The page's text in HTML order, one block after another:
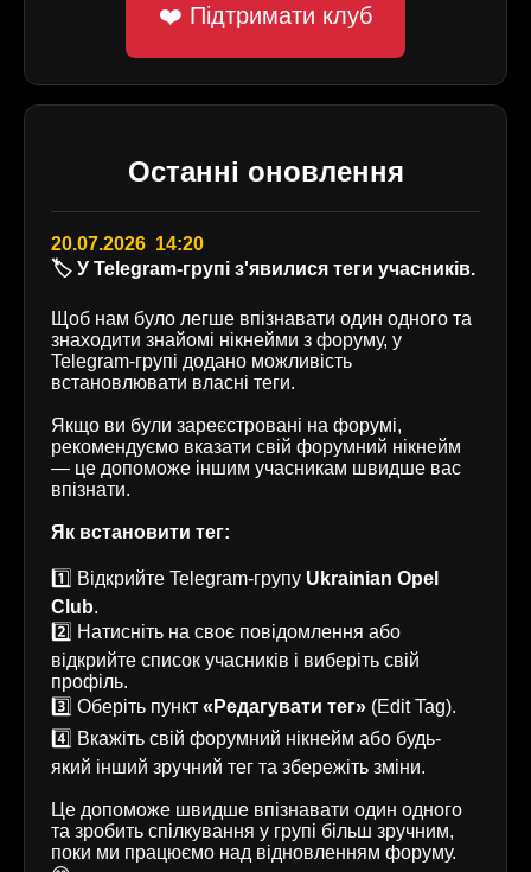
❤️ Підтримати клуб
Останні оновлення
20.07.2026 14:20
🏷️ У Telegram-групі з'явилися теги учасників.
Щоб нам було легше впізнавати один одного та
знаходити знайомі нікнейми з форуму, у
Telegram-групі додано можливість
встановлювати власні теги.
Якщо ви були зареєстровані на форумі,
рекомендуємо вказати свій форумний нікнейм
— це допоможе іншим учасникам швидше вас
впізнати.
Як встановити тег:
1️⃣ Відкрийте Telegram-групу Ukrainian Opel
Club.
2️⃣ Натисніть на своє повідомлення або
відкрийте список учасників і виберіть свій
профіль.
3️⃣ Оберіть пункт «Редагувати тег» (Edit Tag).
4️⃣ Вкажіть свій форумний нікнейм або будь-
який інший зручний тег та збережіть зміни.
Це допоможе швидше впізнавати один одного
та зробить спілкування у групі більш зручним,
поки ми працюємо над відновленням форуму.